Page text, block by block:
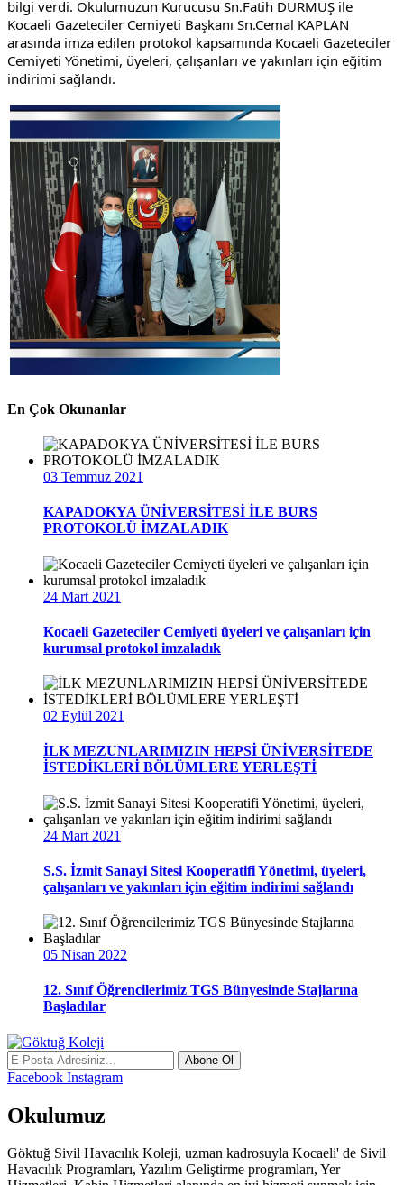
bilgi verdi. Okulumuzun Kurucusu Sn.Fatih DURMUŞ ile
Kocaeli Gazeteciler Cemiyeti Başkanı Sn.Cemal KAPLAN
arasında imza edilen protokol kapsamında Kocaeli Gazeteciler
Cemiyeti Yönetimi, üyeleri, çalışanları ve yakınları için eğitim
indirimi sağlandı.
En Çok Okunanlar
03 Temmuz 2021
KAPADOKYA ÜNİVERSİTESİ İLE BURS
PROTOKOLÜ İMZALADIK
24 Mart 2021
Kocaeli Gazeteciler Cemiyeti üyeleri ve çalışanları için
kurumsal protokol imzaladık
02 Eylül 2021
İLK MEZUNLARIMIZIN HEPSİ ÜNİVERSİTEDE
İSTEDİKLERİ BÖLÜMLERE YERLEŞTİ
24 Mart 2021
S.S. İzmit Sanayi Sitesi Kooperatifi Yönetimi, üyeleri,
çalışanları ve yakınları için eğitim indirimi sağlandı
05 Nisan 2022
12. Sınıf Öğrencilerimiz TGS Bünyesinde Stajlarına
Başladılar
Abone Ol
Facebook Instagram
Okulumuz
Göktuğ Sivil Havacılık Koleji, uzman kadrosuyla Kocaeli' de Sivil
Havacılık Programları, Yazılım Geliştirme programları, Yer